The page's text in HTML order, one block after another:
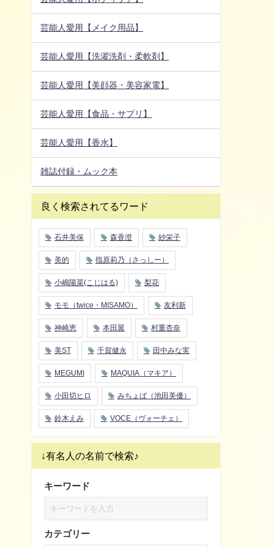
芸能人愛用【メイク用品】
芸能人愛用【洗濯洗剤・柔軟剤】
芸能人愛用【美顔器・美容家電】
芸能人愛用【食品・サプリ】
芸能人愛用【香水】
雑誌付録・ムック本
良く検索されてるワード
石井美保 森香澄 紗栄子
美的 指原莉乃（さっしー）
小嶋陽菜(こじはる) 梨花
モモ（twice・MISAMO） 友利新
神崎恵 本田翼 村重杏奈
美ST 千賀健永 田中みな実
MEGUMI MAQUIA（マキア）
小田切ヒロ みちょぱ（池田美優）
鈴木えみ VOCE（ヴォーチェ）
↓有名人の名前で検索♪
キーワード
カテゴリー